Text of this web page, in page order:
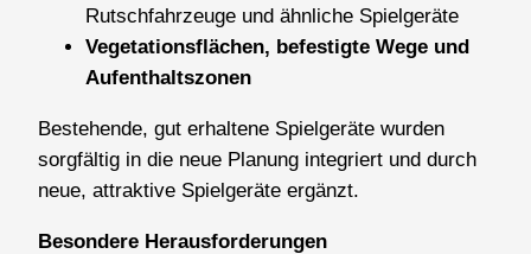
Rutschfahrzeuge und ähnliche Spielgeräte
Vegetationsflächen, befestigte Wege und
Aufenthaltszonen
Bestehende, gut erhaltene Spielgeräte wurden
sorgfältig in die neue Planung integriert und durch
neue, attraktive Spielgeräte ergänzt.
Besondere Herausforderungen